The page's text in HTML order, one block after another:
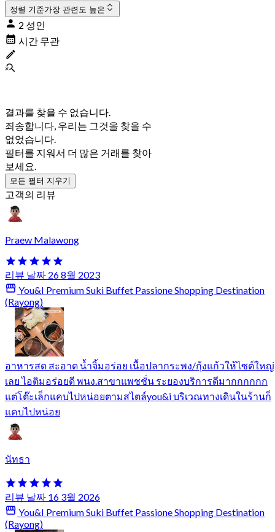
정렬 기준가장 관련도 높은
2 성인
시간 무관
결과를 찾을 수 없습니다.
죄송합니다, 우리는 그것을 찾을 수
없었습니다.
필터를 지워서 더 많은 거래를 찾아
보세요.
모든 필터 지우기
고객의 리뷰
Praew Malawong
리뷰 날짜 26 8월 2023
You&I Premium Suki Buffet Passione Shopping Destination
(Rayong)
อาหารสด สะอาด น้ำจิ้มอร่อย เนื้อปลากระพง/กุ้งแก้วให้ไซต์ใหญ่
เลย ไอติมอร่อยดี พนง.สาขาแพชชั่น ระยองบริการดีมากกกกกก
แต่โต๊ะเล็กแคบไปหน่อยตามสไตล์you&i บริเวณทางเดินในร้านก็
แคบไปหน่อย
นัทธา
리뷰 날짜 16 3월 2026
You&I Premium Suki Buffet Passione Shopping Destination
(Rayong)